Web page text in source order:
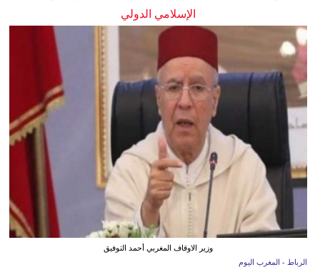
الإسلامي الدولي
وزير الاوقاف المغربي أحمد التوفيق
الرباط - المغرب اليوم